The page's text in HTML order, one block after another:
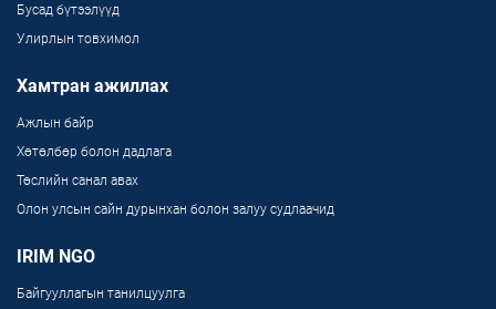
Бусад бүтээлүүд
Улирлын товхимол
Хамтран ажиллах
Ажлын байр
Хөтөлбөр болон дадлага
Төслийн санал авах
Олон улсын сайн дурынхан болон залуу судлаачид
IRIM NGO
Байгууллагын танилцуулга